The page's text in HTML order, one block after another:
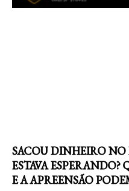
SACOU DINHEIRO
ESTAVA
E A APREENSÃO